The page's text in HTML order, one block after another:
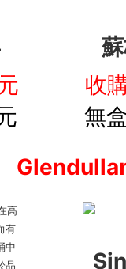
收
無